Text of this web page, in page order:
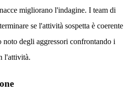
migliorano l'indagine. I team di
se l'attività sospetta è coerente
noto degli aggressori confrontando i
l'attività.